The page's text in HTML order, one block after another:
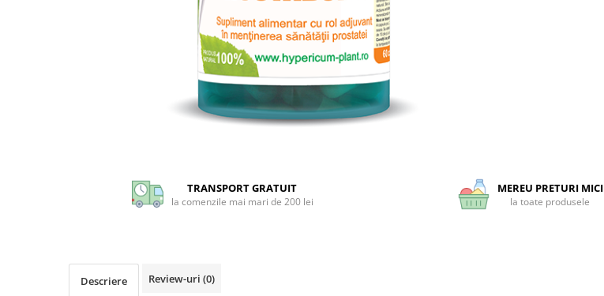
SUPLIMENTE URO-GENITAL
SUPLIMENTE STOMAC- DIGESTIE-
Facebook
TRANSPORT GRATUIT
la comenzile mai mari de 200 lei
MEREU PRETURI MICI
la toate produsele
Descriere Review-uri (0)